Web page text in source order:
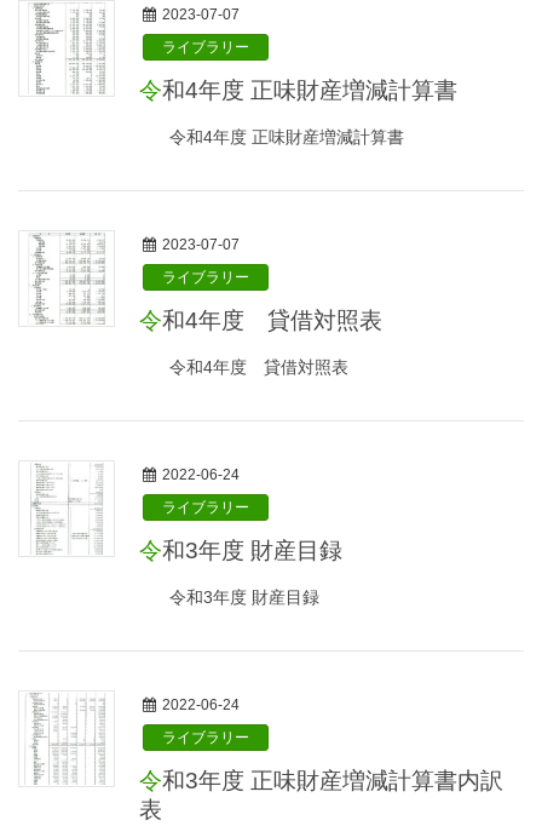
2023-07-07
ライブラリー
令和4年度 正味財産増減計算書
令和4年度 正味財産増減計算書
2023-07-07
ライブラリー
令和4年度 貸借対照表
令和4年度 貸借対照表
2022-06-24
ライブラリー
令和3年度 財産目録
令和3年度 財産目録
2022-06-24
ライブラリー
令和3年度 正味財産増減計算書内訳
表